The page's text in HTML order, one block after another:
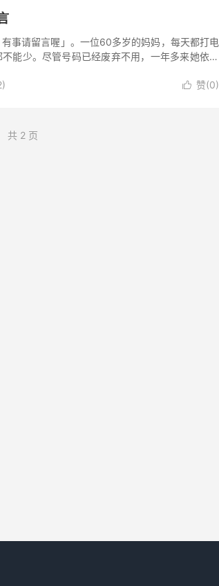
事请留言喔」。一位60多岁的妈妈，每天都打电
能少。尽管号码已经废弃不用，一年多来她依然
 赞(0)
共 2 页